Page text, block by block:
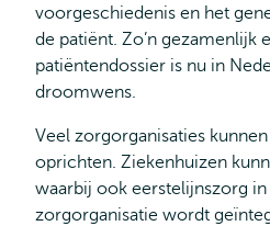
voorgeschiedenis en het
de patiënt. Zo’n gezamenlijk
patiëntendossier is nu in
droomwens.
Veel zorgorganisaties
oprichten. Ziekenhuizen
waarbij ook eerstelijnszorg
zorgorganisatie wordt